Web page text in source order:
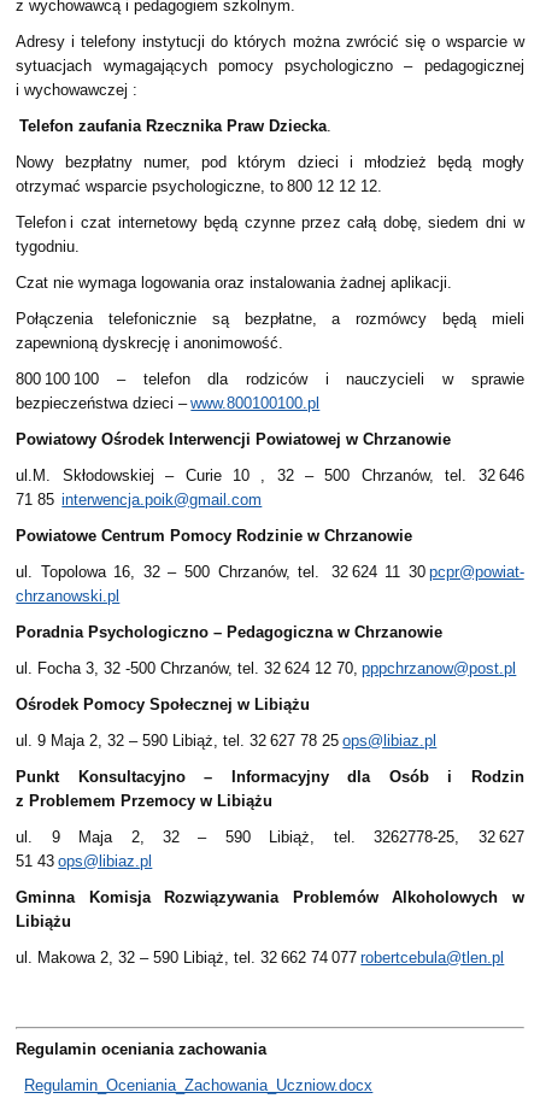
z wychowawcą i pedagogiem szkolnym.
Adresy i telefony instytucji do których można zwrócić się o wsparcie w
sytuacjach wymagających pomocy psychologiczno – pedagogicznej
i wychowawczej :
Telefon zaufania Rzecznika Praw Dziecka.
Nowy bezpłatny numer, pod którym dzieci i młodzież będą mogły
otrzymać wsparcie psychologiczne, to 800 12 12 12.
Telefon i czat internetowy będą czynne przez całą dobę, siedem dni w
tygodniu.
Czat nie wymaga logowania oraz instalowania żadnej aplikacji.
Połączenia telefonicznie są bezpłatne, a rozmówcy będą mieli
zapewnioną dyskrecję i anonimowość.
800 100 100 – telefon dla rodziców i nauczycieli w sprawie
bezpieczeństwa dzieci –www.800100100.pl
Powiatowy Ośrodek Interwencji Powiatowej w Chrzanowie
ul.M. Skłodowskiej – Curie 10 , 32 – 500 Chrzanów, tel. 32 646
71 85interwencja.poik@gmail.com
Powiatowe Centrum Pomocy Rodzinie w Chrzanowie
ul. Topolowa 16, 32 – 500 Chrzanów, tel. 32 624 11 30 pcpr@powiat-
chrzanowski.pl
Poradnia Psychologiczno – Pedagogiczna w Chrzanowie
ul. Focha 3, 32 -500 Chrzanów, tel. 32 624 12 70,pppchrzanow@post.pl
Ośrodek Pomocy Społecznej w Libiążu
ul. 9 Maja 2, 32 – 590 Libiąż, tel. 32 627 78 25ops@libiaz.pl
Punkt Konsultacyjno – Informacyjny dla Osób i Rodzin
z Problemem Przemocy w Libiążu
ul. 9 Maja 2, 32 – 590 Libiąż, tel. 3262778-25, 32 627
51 43ops@libiaz.pl
Gminna Komisja Rozwiązywania Problemów Alkoholowych w
Libiążu
ul. Makowa 2, 32 – 590 Libiąż, tel. 32 662 74 077robertcebula@tlen.pl
Regulamin oceniania zachowania
Regulamin_Oceniania_Zachowania_Uczniow.docx